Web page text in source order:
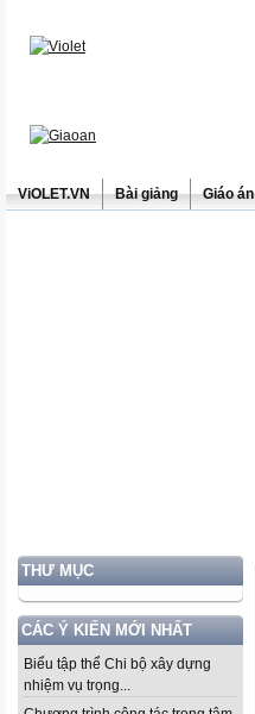
ViOLET.VN Bài giảng Giáo án
THƯ MỤC
CÁC Ý KIẾN MỚI NHẤT
Biểu tập thể Chi bộ xây dựng
nhiệm vụ trọng...